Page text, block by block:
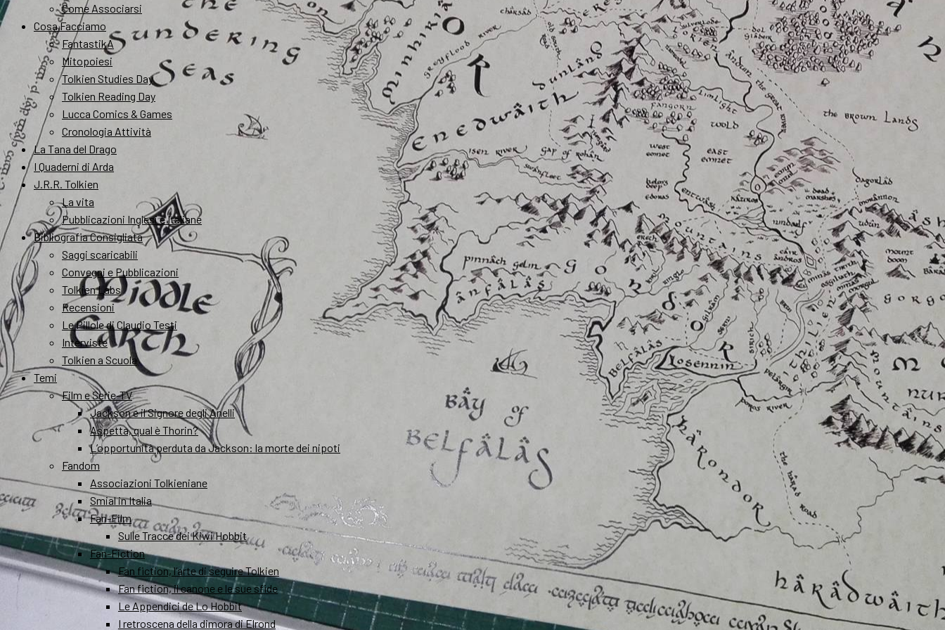
Come Associarsi
Cosa Facciamo
FantastikA
Mitopoiesi
Tolkien Studies Day
Tolkien Reading Day
Lucca Comics & Games
Cronologia Attività
La Tana del Drago
I Quaderni di Arda
J.R.R. Tolkien
La vita
Pubblicazioni Inglesi e Italiane
Bibliografia Consigliata
Saggi scaricabili
Convegni e Pubblicazioni
Tolkien Labs
Recensioni
Le Pillole di Claudio Testi
Interviste
Tolkien a Scuola
Temi
Film e Serie-TV
Jackson e il Signore degli Anelli
Aspetta, qual è Thorin?
L’opportunità perduta da Jackson: la morte dei nipoti
Fandom
Associazioni Tolkieniane
Smial in Italia
Fan-Film
Sulle Tracce dei Kiwi Hobbit
Fan-Fiction
Fan fiction, l’arte di seguire Tolkien
Fan fiction, il canone e le sue sfide
Le Appendici de Lo Hobbit
I retroscena della dimora di Elrond